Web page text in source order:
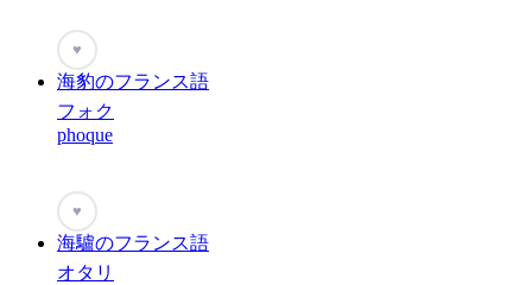
♥
海豹のフランス語
フォク
phoque
♥
海驢のフランス語
オタリ